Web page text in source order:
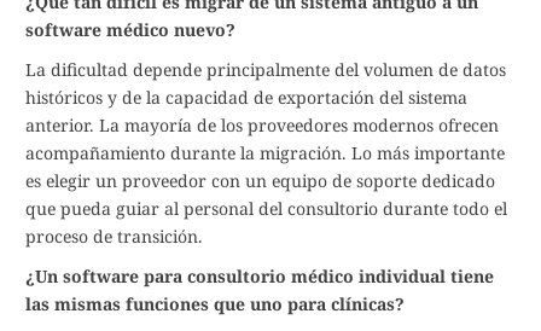
software médico nuevo?
La dificultad depende principalmente del volumen de datos
históricos y de la capacidad de exportación del sistema
anterior. La mayoría de los proveedores modernos ofrecen
acompañamiento durante la migración. Lo más importante
es elegir un proveedor con un equipo de soporte dedicado
que pueda guiar al personal del consultorio durante todo el
proceso de transición.
¿Un software para consultorio médico individual tiene
las mismas funciones que uno para clínicas?